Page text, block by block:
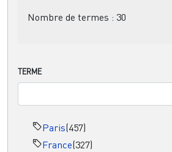
Nombre de termes : 30
TERME
Paris(457)
France(327)